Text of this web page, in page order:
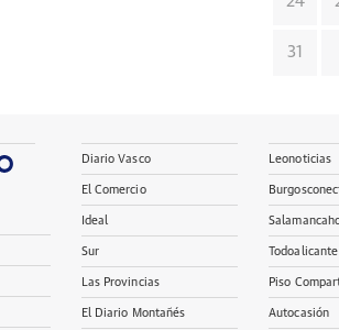
31
Diario Vasco
El Comercio
Ideal
Sur
Las Provincias
El Diario Montañés
Leonoticias
Todoalicante
Piso
Autocasión